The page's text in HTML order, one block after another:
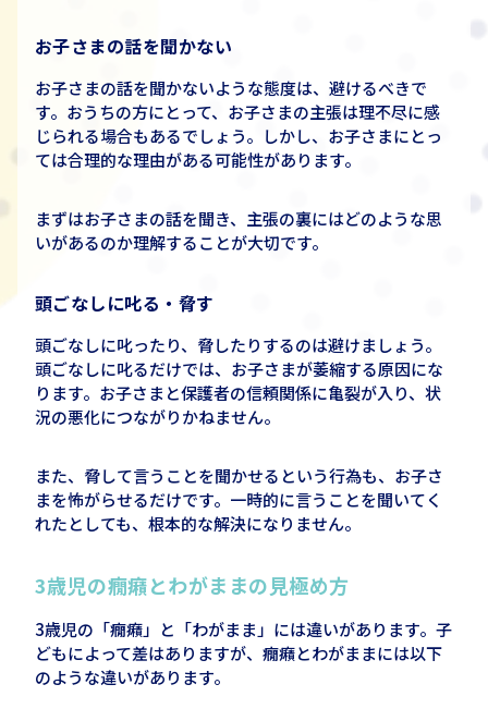
お子さまの話を聞かない
お子さまの話を聞かないような態度は、避けるべきで
す。おうちの方にとって、お子さまの主張は理不尽に感
じられる場合もあるでしょう。しかし、お子さまにとっ
ては合理的な理由がある可能性があります。
まずはお子さまの話を聞き、主張の裏にはどのような思
いがあるのか理解することが大切です。
頭ごなしに叱る・脅す
頭ごなしに叱ったり、脅したりするのは避けましょう。
頭ごなしに叱るだけでは、お子さまが萎縮する原因にな
ります。お子さまと保護者の信頼関係に亀裂が入り、状
況の悪化につながりかねません。
また、脅して言うことを聞かせるという行為も、お子さ
まを怖がらせるだけです。一時的に言うことを聞いてく
れたとしても、根本的な解決になりません。
3歳児の癇癪とわがままの見極め方
3歳児の「癇癪」と「わがまま」には違いがあります。子
どもによって差はありますが、癇癪とわがままには以下
のような違いがあります。